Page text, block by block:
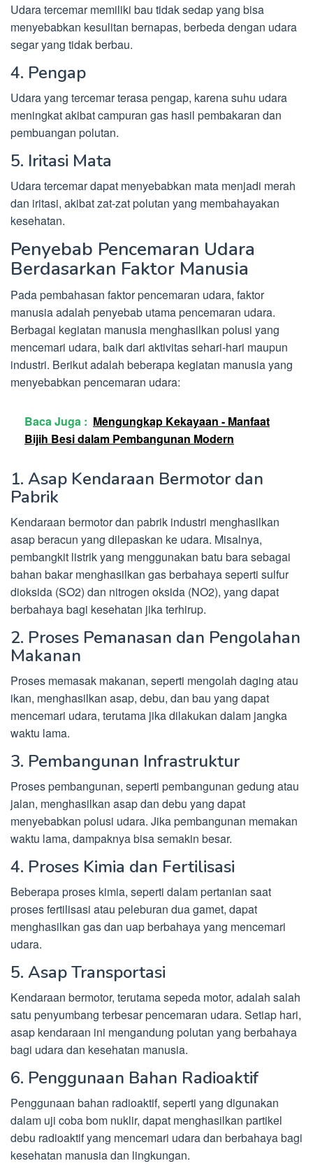
Udara tercemar memiliki bau tidak sedap yang bisa
menyebabkan kesulitan bernapas, berbeda dengan udara
segar yang tidak berbau.
4. Pengap
Udara yang tercemar terasa pengap, karena suhu udara
meningkat akibat campuran gas hasil pembakaran dan
pembuangan polutan.
5. Iritasi Mata
Udara tercemar dapat menyebabkan mata menjadi merah
dan iritasi, akibat zat-zat polutan yang membahayakan
kesehatan.
Penyebab Pencemaran Udara
Berdasarkan Faktor Manusia
Pada pembahasan faktor pencemaran udara, faktor
manusia adalah penyebab utama pencemaran udara.
Berbagai kegiatan manusia menghasilkan polusi yang
mencemari udara, baik dari aktivitas sehari-hari maupun
industri. Berikut adalah beberapa kegiatan manusia yang
menyebabkan pencemaran udara:
Baca Juga : Mengungkap Kekayaan - Manfaat
Bijih Besi dalam Pembangunan Modern
1. Asap Kendaraan Bermotor dan
Pabrik
Kendaraan bermotor dan pabrik industri menghasilkan
asap beracun yang dilepaskan ke udara. Misalnya,
pembangkit listrik yang menggunakan batu bara sebagai
bahan bakar menghasilkan gas berbahaya seperti sulfur
dioksida (SO2) dan nitrogen oksida (NO2), yang dapat
berbahaya bagi kesehatan jika terhirup.
2. Proses Pemanasan dan Pengolahan
Makanan
Proses memasak makanan, seperti mengolah daging atau
ikan, menghasilkan asap, debu, dan bau yang dapat
mencemari udara, terutama jika dilakukan dalam jangka
waktu lama.
3. Pembangunan Infrastruktur
Proses pembangunan, seperti pembangunan gedung atau
jalan, menghasilkan asap dan debu yang dapat
menyebabkan polusi udara. Jika pembangunan memakan
waktu lama, dampaknya bisa semakin besar.
4. Proses Kimia dan Fertilisasi
Beberapa proses kimia, seperti dalam pertanian saat
proses fertilisasi atau peleburan dua gamet, dapat
menghasilkan gas dan uap berbahaya yang mencemari
udara.
5. Asap Transportasi
Kendaraan bermotor, terutama sepeda motor, adalah salah
satu penyumbang terbesar pencemaran udara. Setiap hari,
asap kendaraan ini mengandung polutan yang berbahaya
bagi udara dan kesehatan manusia.
6. Penggunaan Bahan Radioaktif
Penggunaan bahan radioaktif, seperti yang digunakan
dalam uji coba bom nuklir, dapat menghasilkan partikel
debu radioaktif yang mencemari udara dan berbahaya bagi
kesehatan manusia dan lingkungan.